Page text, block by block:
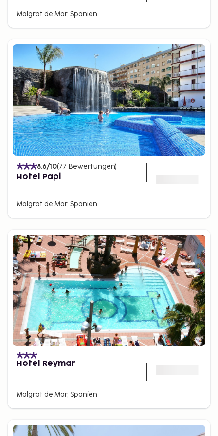
Malgrat de Mar, Spanien
8.6/10(77 Bewertungen)
Hotel Papi
Malgrat de Mar, Spanien
Hotel Reymar
Malgrat de Mar, Spanien